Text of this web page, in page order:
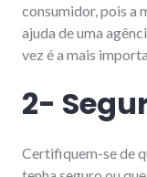
consumidor, pois a
ajuda de uma
vez é a mais
2-
Certifiquem-se de